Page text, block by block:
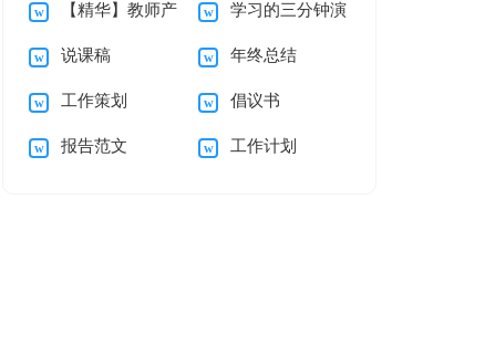
报告集锦10篇 试用期辞职报告4篇
【精华】教师产
假请假条合集7篇
学习的三分钟演
讲稿
说课稿 年终总结
工作策划 倡议书
报告范文 工作计划